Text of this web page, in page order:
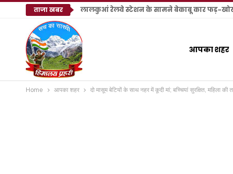
ताजा खबर लालकुआं रेलवे स्टेशन के सामने बेकाबू कार फड़-खोखे में
आपका शहर
Home आपका शहर दो मासूम बेटियों के साथ नहर में कूदी मां; बच्चियां सुरक्षित, महिला की